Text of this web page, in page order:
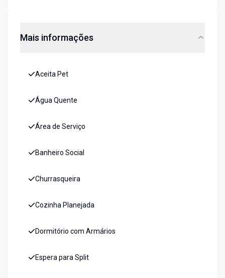
Mais informações
Aceita Pet
Água Quente
Área de Serviço
Banheiro Social
Churrasqueira
Cozinha Planejada
Dormitório com Armários
Espera para Split